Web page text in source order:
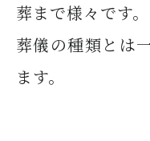
葬まで様々です。
葬儀の種類とは
ます。